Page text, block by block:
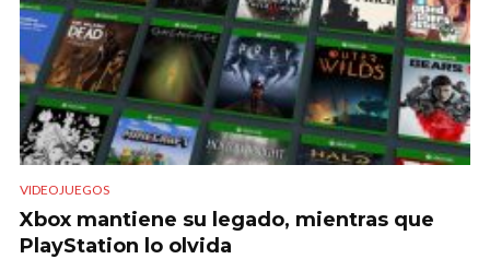
VIDEOJUEGOS
Xbox mantiene su legado, mientras que
PlayStation lo olvida